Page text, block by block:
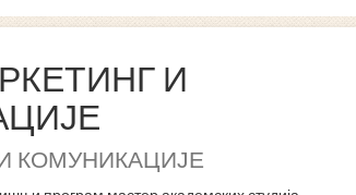
И
КОМУНИКАЦИЈЕ